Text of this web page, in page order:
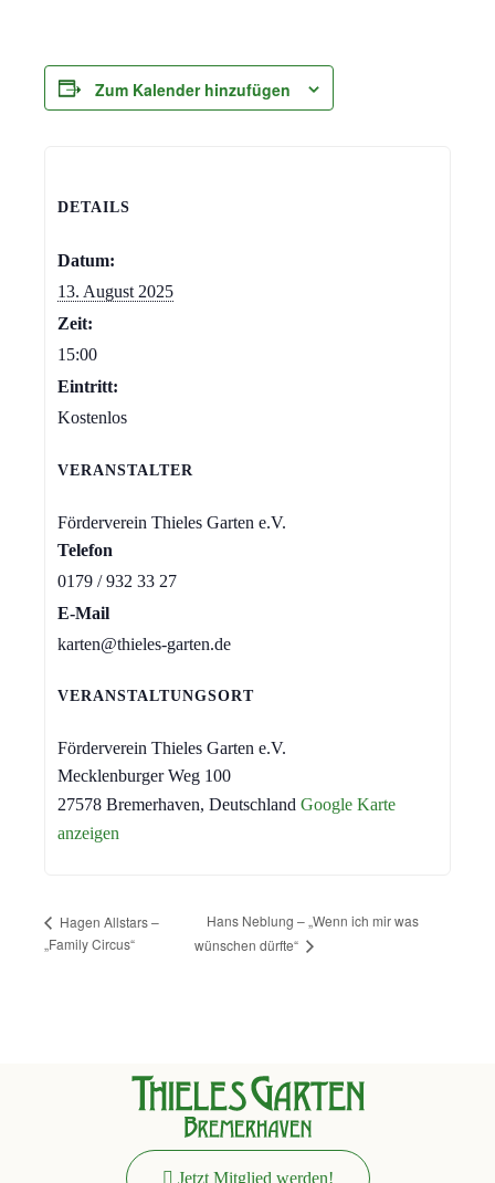
Zum Kalender hinzufügen
DETAILS
Datum:
13. August 2025
Zeit:
15:00
Eintritt:
Kostenlos
VERANSTALTUNGSORT
Förderverein Thieles Garten e.V.
Mecklenburger Weg 100
27578 Bremerhaven, Deutschland Google Karte
anzeigen
VERANSTALTER
Förderverein Thieles Garten e.V.
Telefon
0179 / 932 33 27
E-Mail
karten@thieles-garten.de
Hagen Allstars –
„Family Circus“
Hans Neblung – „Wenn ich mir was
wünschen dürfte“
Jetzt Mitglied werden!